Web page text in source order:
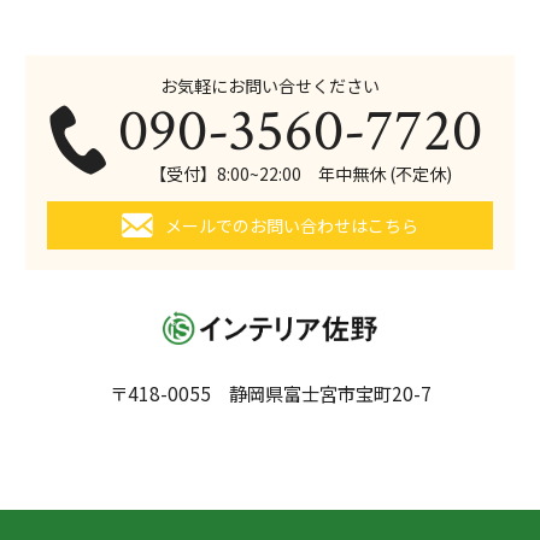
お気軽にお問い合せください
090-3560-7720
【受付】8:00~22:00 年中無休 (不定休)
メールでのお問い合わせはこちら
〒418-0055 静岡県富士宮市宝町20-7